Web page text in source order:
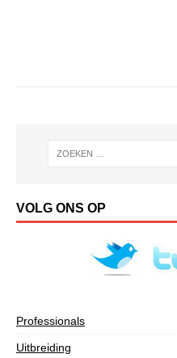
VOLG ONS OP
Professionals
Uitbreiding